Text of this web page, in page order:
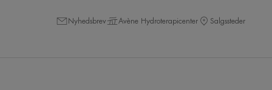
Nyhedsbrev Avène Hydroterapicenter Salgssteder